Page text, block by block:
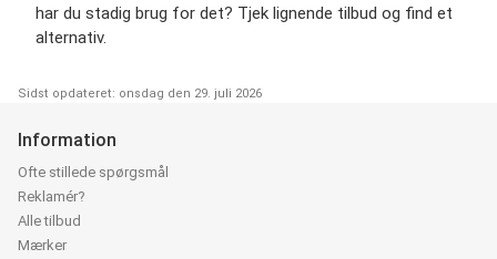
har du stadig brug for det? Tjek lignende tilbud og find et
alternativ.
Sidst opdateret: onsdag den 29. juli 2026
Information
Ofte stillede spørgsmål
Reklamér?
Alle tilbud
Mærker